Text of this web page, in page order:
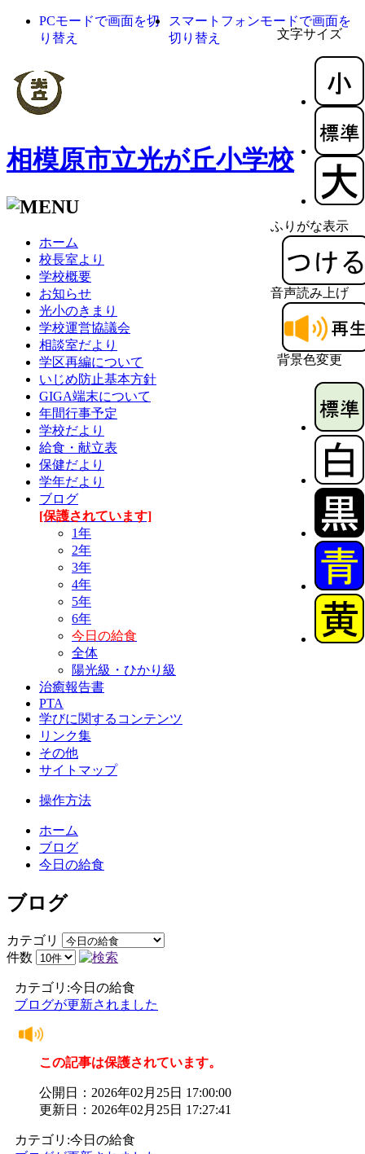
文字サイズ
ふりがな表示
音声読み上げ
背景色変更
PCモードで画面を切
り替え
スマートフォンモードで画面を
切り替え
相模原市立光が丘小学校
ホーム
校長室より
学校概要
お知らせ
光小のきまり
学校運営協議会
相談室だより
学区再編について
いじめ防止基本方針
GIGA端末について
年間行事予定
学校だより
給食・献立表
保健だより
学年だより
ブログ
[保護されています]
1年
2年
3年
4年
5年
6年
今日の給食
全体
陽光級・ひかり級
治癒報告書
PTA
学びに関するコンテンツ
リンク集
その他
サイトマップ
操作方法
ホーム
ブログ
今日の給食
ブログ
カテゴリ
件数
カテゴリ:今日の給食
ブログが更新されました
この記事は保護されています。
公開日：2026年02月25日 17:00:00
更新日：2026年02月25日 17:27:41
カテゴリ:今日の給食